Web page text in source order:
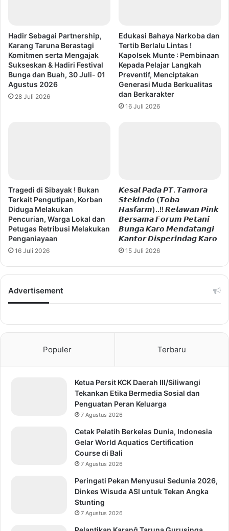
Hadir Sebagai Partnership,
Karang Taruna Berastagi
Komitmen serta Mengajak
Sukseskan & Hadiri Festival
Bunga dan Buah, 30 Juli- 01
Agustus 2026
28 Juli 2026
Edukasi Bahaya Narkoba dan
Tertib Berlalu Lintas !
Kapolsek Munte : Pembinaan
Kepada Pelajar Langkah
Preventif, Menciptakan
Generasi Muda Berkualitas
dan Berkarakter
16 Juli 2026
Tragedi di Sibayak ! Bukan
Terkait Pengutipan, Korban
Diduga Melakukan
Pencurian, Warga Lokal dan
Petugas Retribusi Melakukan
Penganiayaan
16 Juli 2026
𝙆𝙚𝙨𝙖𝙡 𝙋𝙖𝙙𝙖 𝙋𝙏. 𝙏𝙖𝙢𝙤𝙧𝙖
𝙎𝙩𝙚𝙠𝙞𝙣𝙙𝙤 (𝙏𝙤𝙗𝙖
𝙃𝙖𝙨𝙛𝙖𝙧𝙢)..!! 𝙍𝙚𝙡𝙖𝙬𝙖𝙣 𝙋𝙞𝙣𝙠
𝘽𝙚𝙧𝙨𝙖𝙢𝙖 𝙁𝙤𝙧𝙪𝙢 𝙋𝙚𝙩𝙖𝙣𝙞
𝘽𝙪𝙣𝙜𝙖 𝙆𝙖𝙧𝙤 𝙈𝙚𝙣𝙙𝙖𝙩𝙖𝙣𝙜𝙞
𝙆𝙖𝙣𝙩𝙤𝙧 𝘿𝙞𝙨𝙥𝙚𝙧𝙞𝙣𝙙𝙖𝙜 𝙆𝙖𝙧𝙤
15 Juli 2026
Advertisement
Populer Terbaru
Ketua Persit KCK Daerah III/Siliwangi
Tekankan Etika Bermedia Sosial dan
Penguatan Peran Keluarga
7 Agustus 2026
Cetak Pelatih Berkelas Dunia, Indonesia
Gelar World Aquatics Certification
Course di Bali
7 Agustus 2026
Peringati Pekan Menyusui Sedunia 2026,
Dinkes Wisuda ASI untuk Tekan Angka
Stunting
7 Agustus 2026